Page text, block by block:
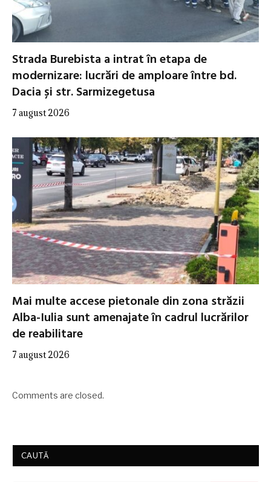
Strada Burebista a intrat în etapa de
modernizare: lucrări de amploare între bd.
Dacia și str. Sarmizegetusa
7 august 2026
Mai multe accese pietonale din zona străzii
Alba-Iulia sunt amenajate în cadrul lucrărilor
de reabilitare
7 august 2026
Comments are closed.
CAUTĂ